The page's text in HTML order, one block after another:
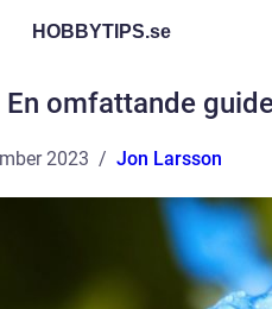
HOBBYTIPS.se
En omfattande
2023 Jon Larsson